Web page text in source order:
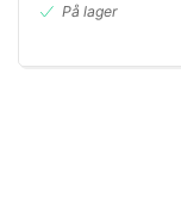
På lager